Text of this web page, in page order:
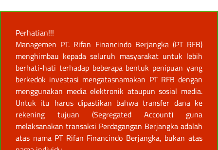
Perhatian!!!
Managemen PT. Rifan Financindo Berjangka (PT RFB)
menghimbau kepada seluruh masyarakat untuk lebih
berhati-hati terhadap beberapa bentuk penipuan yang
berkedok investasi mengatasnamakan PT RFB dengan
menggunakan media elektronik ataupun sosial media.
Untuk itu harus dipastikan bahwa transfer dana ke
rekening tujuan (Segregated Account) guna
melaksanakan transaksi Perdagangan Berjangka adalah
atas nama PT Rifan Financindo Berjangka, bukan atas